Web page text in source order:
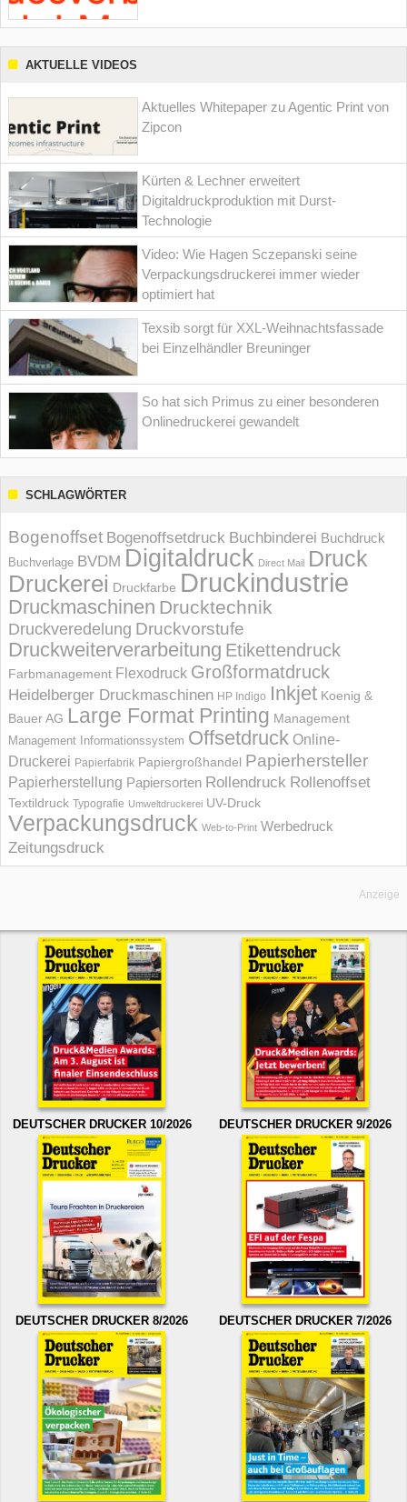
AKTUELLE VIDEOS
Aktuelles Whitepaper zu Agentic Print von
Zipcon
Kürten & Lechner erweitert
Digitaldruckproduktion mit Durst-
Technologie
Video: Wie Hagen Sczepanski seine
Verpackungsdruckerei immer wieder
optimiert hat
Texsib sorgt für XXL-Weihnachtsfassade
bei Einzelhändler Breuninger
So hat sich Primus zu einer besonderen
Onlinedruckerei gewandelt
SCHLAGWÖRTER
Bogenoffset Bogenoffsetdruck Buchbinderei Buchdruck
Buchverlage BVDM Digitaldruck Direct Mail Druck
Druckerei Druckfarbe Druckindustrie
Druckmaschinen Drucktechnik
Druckveredelung Druckvorstufe
Druckweiterverarbeitung Etikettendruck
Farbmanagement Flexodruck Großformatdruck
Heidelberger Druckmaschinen HP Indigo Inkjet Koenig &
Bauer AG Large Format Printing Management
Management Informations­system Offsetdruck Online-
Druckerei Papierfabrik Papiergroßhandel Papierhersteller
Papierherstellung Papiersorten Rollendruck Rollenoffset
Textildruck Typografie Umweltdruckerei UV-Druck
Verpackungsdruck Web-to-Print Werbedruck
Zeitungsdruck
Anzeige
DEUTSCHER DRUCKER 10/2026 DEUTSCHER DRUCKER 9/2026
DEUTSCHER DRUCKER 8/2026 DEUTSCHER DRUCKER 7/2026